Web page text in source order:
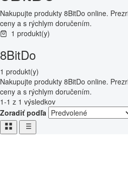
Nakupujte produkty 8BitDo online.
ceny a s rýchlym doručením.
1 produkt(y)
8BitDo
1 produkt(y)
Nakupujte produkty 8BitDo online.
ceny a s rýchlym doručením.
1-1 z 1 výsledkov
Zoradiť podľa